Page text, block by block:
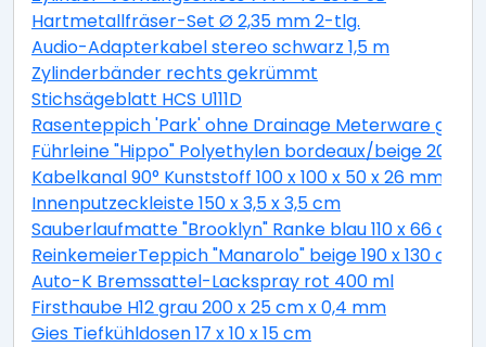
Hartmetallfräser-Set Ø 2,35 mm 2-tlg.
Audio-Adapterkabel stereo schwarz 1,5 m
Zylinderbänder rechts gekrümmt
Stichsägeblatt HCS U111D
Rasenteppich 'Park' ohne Drainage Meterware
Führleine "Hippo" Polyethylen bordeaux/beige 200
Kabelkanal 90° Kunststoff 100 x 100 x 50 x 26 mm
Innenputzeckleiste 150 x 3,5 x 3,5 cm
Sauberlaufmatte "Brooklyn" Ranke blau 110 x 66 cm
ReinkemeierTeppich "Manarolo" beige 190 x 130 cm
Auto-K Bremssattel-Lackspray rot 400 ml
Firsthaube H12 grau 200 x 25 cm x 0,4 mm
Gies Tiefkühldosen 17 x 10 x 15 cm